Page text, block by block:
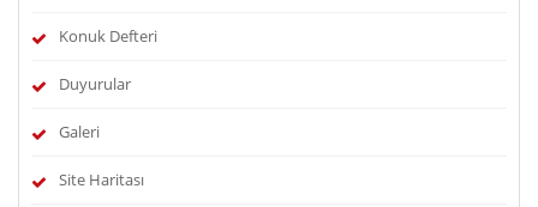
Konuk Defteri
Duyurular
Galeri
Site Haritası